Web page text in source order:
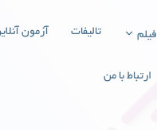
فیلم تالیفات آزمون
ارتباط با من